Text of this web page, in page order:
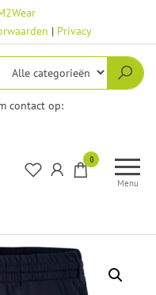
| Privacy
contact op:
Menu
0